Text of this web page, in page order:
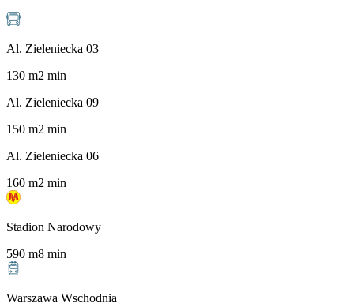
Al. Zieleniecka 03
130 m2 min
Al. Zieleniecka 09
150 m2 min
Al. Zieleniecka 06
160 m2 min
Stadion Narodowy
590 m8 min
Warszawa Wschodnia